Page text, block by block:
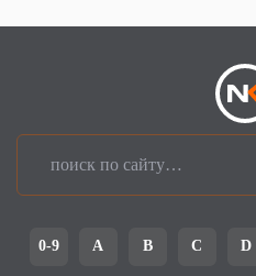
0-9 A B C D